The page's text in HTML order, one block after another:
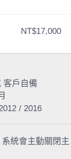
NT$17,000
客戶自備
/ 2016
統會主動關閉主